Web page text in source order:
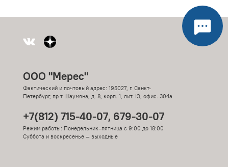
ООО "Мерес"
Фактический и почтовый адрес: 195027, г. Санкт-
Петербург, пр-т Шаумяна, д. 8, корп. 1, лит. Ю, офис. 304а
+7(812) 715-40-07, 679-30-07
Режим работы: Понедельник–пятница с 9:00 до 18:00
Суббота и воскресенье — выходные